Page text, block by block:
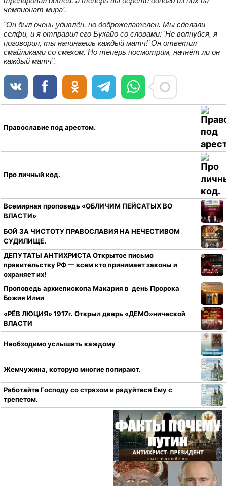
чемпионат мира’.
"Он был очень удивлён, но доброжелателен. Мы сделали
селфи, и я отправил его Букайо со словами: 'Не волнуйся, я
поговорил, ты начинаешь каждый матч!’ Он ответил
смайликами со смехом. Но теперь посмотрим, начнёт ли он
каждый матч”.
Православие под арестом.
Про личный код.
Всемирная проповедь «ОБЛИЧИМ ПЕЙСАТЫХ ВО
ВЛАСТИ»
БОЙ ЗА ЧИСТОТУ ПРАВОСЛАВИЯ НА НЕЧЕСТИВОМ
СУДИЛИЩЕ.
ДЕПУТАТЫ АНТИХРИСТА Открытое письмо
правительству РФ — всем кто принимает законы и
охраняет их!
Проповедь архиепископа Макария в день Пророка
Божия Илии
«РЁВ ЛЮЦИЯ» 1917г. Открыл дверь «ДЕМО»нической
ВЛАСТИ
Необходимо услышать каждому
Жемчужина, которую многие попирают.
Работайте Господу со страхом и радуйтеся Ему с
трепетом.